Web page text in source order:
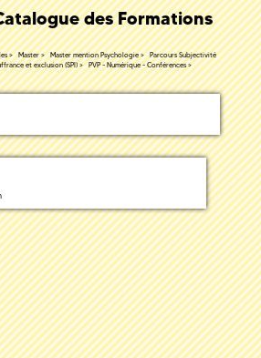
des Formations
Master Master mention Psychologie
Parcours Subjectivité
et exclusion (SPI)
PVP - Numérique - Conférences